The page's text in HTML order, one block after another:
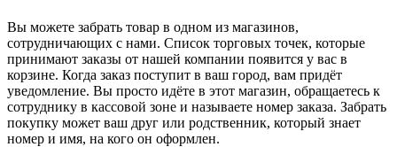
Вы можете забрать товар в одном из магазинов,
сотрудничающих с нами. Список торговых точек, которые
принимают заказы от нашей компании появится у вас в
корзине. Когда заказ поступит в ваш город, вам придёт
уведомление. Вы просто идёте в этот магазин, обращаетесь к
сотруднику в кассовой зоне и называете номер заказа. Забрать
покупку может ваш друг или родственник, который знает
номер и имя, на кого он оформлен.